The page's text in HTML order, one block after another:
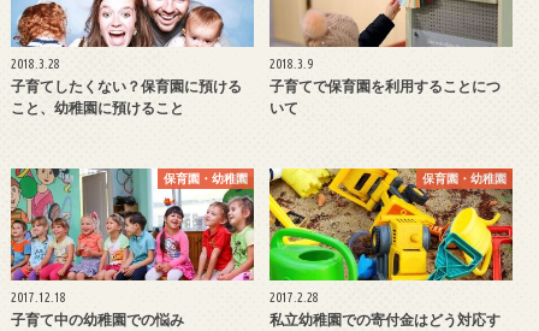
2018.3.28
子育てしたくない？保育園に預ける
こと、幼稚園に預けること
2018.3.9
子育てで保育園を利用することにつ
いて
保育園・幼稚園
2017.12.18
子育て中の幼稚園での悩み
保育園・幼稚園
2017.2.28
私立幼稚園での寄付金はどう対応す